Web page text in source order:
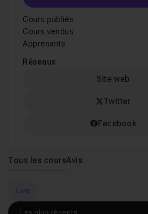
Cours publiés
Cours vendus
Apprenants
Réseaux
Site web
Twitter
Facebook
Tous les coursAvis
Live